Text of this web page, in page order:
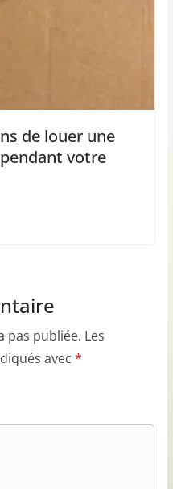
de louer une
votre
pas publiée. Les
avec *